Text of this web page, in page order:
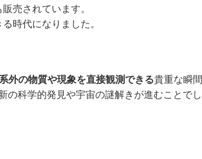
売されています。
時代になりました。
外の物質や現象を直接観測できる貴重な瞬間
の科学的発見や宇宙の謎解きが進むことでし